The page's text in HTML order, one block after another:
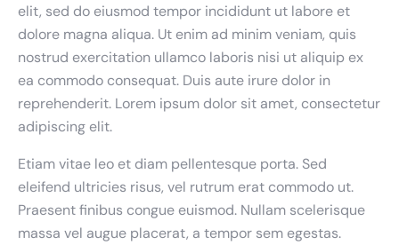
elit, sed do eiusmod tempor incididunt ut labore et
dolore magna aliqua. Ut enim ad minim veniam, quis
nostrud exercitation ullamco laboris nisi ut aliquip ex
ea commodo consequat. Duis aute irure dolor in
reprehenderit. Lorem ipsum dolor sit amet, consectetur
adipiscing elit.
Etiam vitae leo et diam pellentesque porta. Sed
eleifend ultricies risus, vel rutrum erat commodo ut.
Praesent finibus congue euismod. Nullam scelerisque
massa vel augue placerat, a tempor sem egestas.